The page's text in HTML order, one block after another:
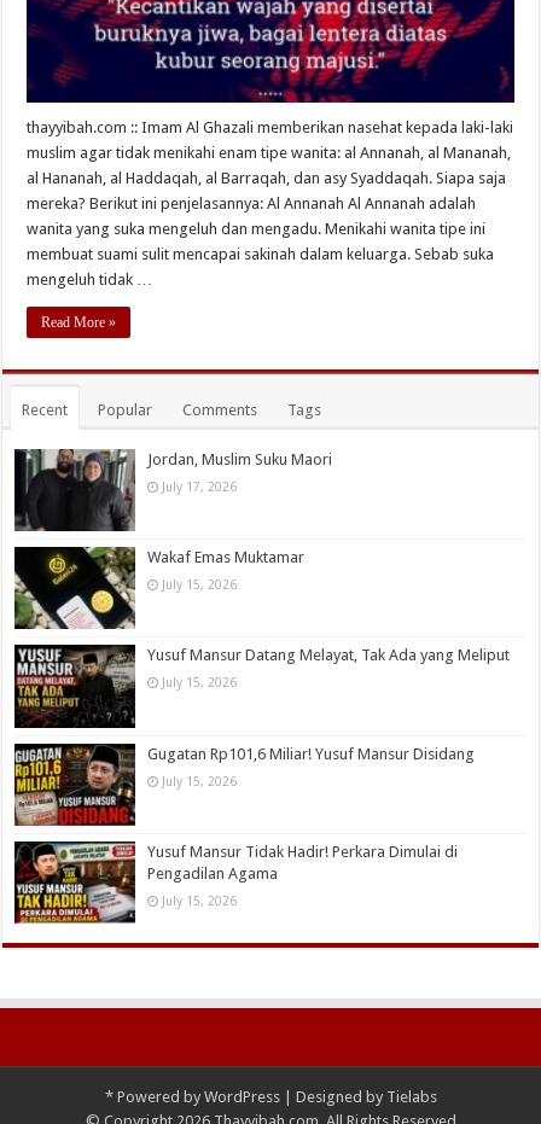
thayyibah.com :: Imam Al Ghazali memberikan nasehat kepada laki-laki
muslim agar tidak menikahi enam tipe wanita: al Annanah, al Mananah,
al Hananah, al Haddaqah, al Barraqah, dan asy Syaddaqah. Siapa saja
mereka? Berikut ini penjelasannya: Al Annanah Al Annanah adalah
wanita yang suka mengeluh dan mengadu. Menikahi wanita tipe ini
membuat suami sulit mencapai sakinah dalam keluarga. Sebab suka
mengeluh tidak …
Read More »
Recent Popular Comments Tags
Jordan, Muslim Suku Maori
July 17, 2026
Wakaf Emas Muktamar
July 15, 2026
Yusuf Mansur Datang Melayat, Tak Ada yang Meliput
July 15, 2026
Gugatan Rp101,6 Miliar! Yusuf Mansur Disidang
July 15, 2026
Yusuf Mansur Tidak Hadir! Perkara Dimulai di
Pengadilan Agama
July 15, 2026
*Powered by WordPress| Designed by Tielabs